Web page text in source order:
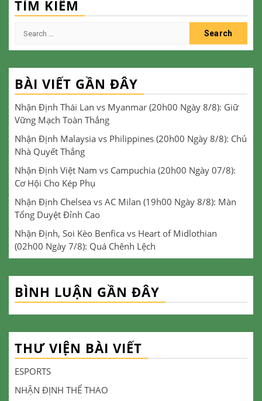
TÌM KIẾM
Search
BÀI VIẾT GẦN ĐÂY
Nhận Định Thái Lan vs Myanmar (20h00 Ngày 8/8): Giữ
Vững Mạch Toàn Thắng
Nhận Định Malaysia vs Philippines (20h00 Ngày 8/8): Chủ
Nhà Quyết Thắng
Nhận Định Việt Nam vs Campuchia (20h00 Ngày 07/8):
Cơ Hội Cho Kép Phụ
Nhận Định Chelsea vs AC Milan (19h00 Ngày 8/8): Màn
Tổng Duyệt Đỉnh Cao
Nhận Định, Soi Kèo Benfica vs Heart of Midlothian
(02h00 Ngày 7/8): Quá Chênh Lệch
BÌNH LUẬN GẦN ĐÂY
THƯ VIỆN BÀI VIẾT
ESPORTS
NHẬN ĐỊNH THỂ THAO